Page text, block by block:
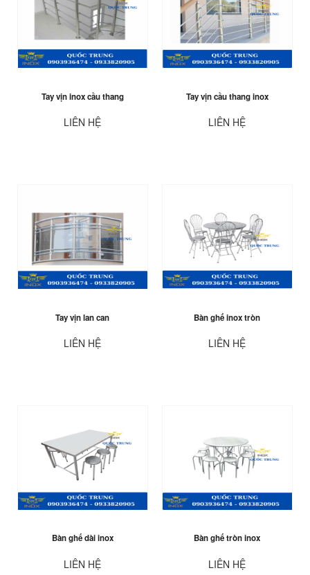
Tay vịn inox cầu thang
LIÊN HỆ
Tay vịn cầu thang inox
LIÊN HỆ
Tay vịn lan can
LIÊN HỆ
Bàn ghế inox tròn
LIÊN HỆ
Bàn ghế dài inox
LIÊN HỆ
Bàn ghế tròn inox
LIÊN HỆ